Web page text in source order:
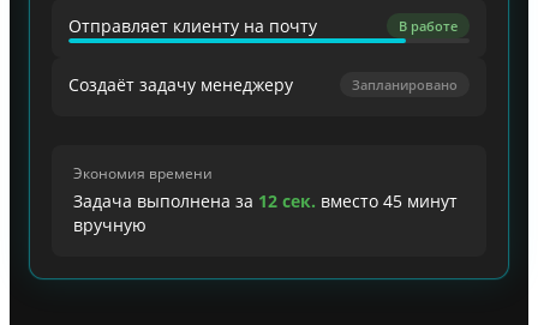
Отправляет клиенту на почту Завершено
Создаёт задачу менеджеру В работе
Экономия времени
Задача выполнена за 12 сек. вместо 45 минут
вручную